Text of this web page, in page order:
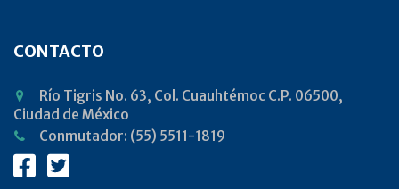
CONTACTO
Río Tigris No. 63, Col. Cuauhtémoc C.P. 06500,
Ciudad de México
Conmutador: (55) 5511-1819